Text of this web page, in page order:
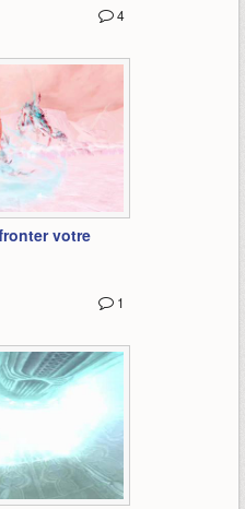
4
votre
1
2:00